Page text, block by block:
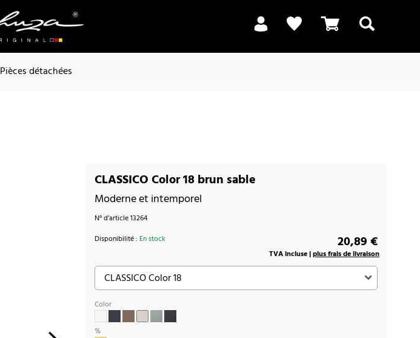
Pièces détachées
CLASSICO Color 18 brun sable
Moderne et intemporel
N° d’article13264
Disponibilité : En stock 20,89 €
TVA incluse |plus frais de livraison
Color
%